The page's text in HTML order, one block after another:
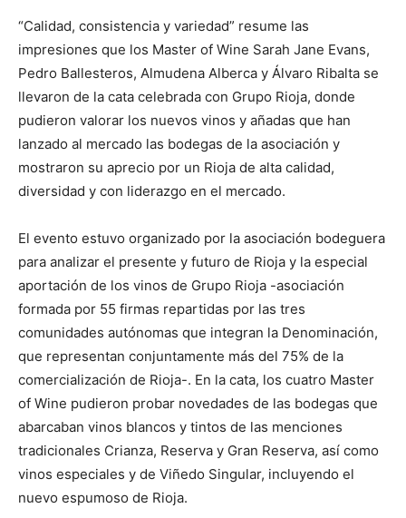
“Calidad, consistencia y variedad” resume las
impresiones que los Master of Wine Sarah Jane Evans,
Pedro Ballesteros, Almudena Alberca y Álvaro Ribalta se
llevaron de la cata celebrada con Grupo Rioja, donde
pudieron valorar los nuevos vinos y añadas que han
lanzado al mercado las bodegas de la asociación y
mostraron su aprecio por un Rioja de alta calidad,
diversidad y con liderazgo en el mercado.
El evento estuvo organizado por la asociación bodeguera
para analizar el presente y futuro de Rioja y la especial
aportación de los vinos de Grupo Rioja -asociación
formada por 55 firmas repartidas por las tres
comunidades autónomas que integran la Denominación,
que representan conjuntamente más del 75% de la
comercialización de Rioja-. En la cata, los cuatro Master
of Wine pudieron probar novedades de las bodegas que
abarcaban vinos blancos y tintos de las menciones
tradicionales Crianza, Reserva y Gran Reserva, así como
vinos especiales y de Viñedo Singular, incluyendo el
nuevo espumoso de Rioja.